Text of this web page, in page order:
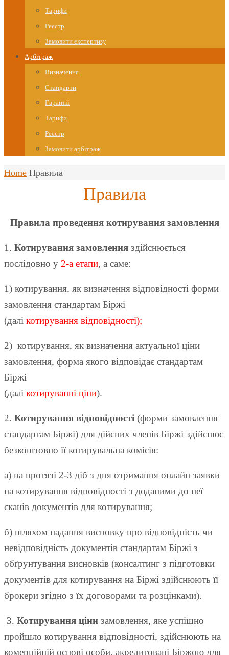
Тарифи
Реєстр
Замовити експертизу
Арбітраж
Визначення
Стандарти
Гарантії
Тарифи
Реєстр
Замовити арбітраж
Home Правила
Правила
Правила проведення котирування замовлення
1. Котирування замовлення здійснюється
послідовно у 2-а етапи, а саме:
1) котирування, як визначення відповідності форми
замовлення стандартам Біржі
(далі котирування відповідності);
2) котирування, як визначення актуальної ціни
замовлення, форма якого відповідає стандартам
Біржі
(далі котируванні ціни).
2. Котирування відповідності (форми замовлення
стандартам Біржі) для дійсних членів Біржі здійснює
безкоштовно її котирувальна комісія:
а) на протязі 2-3 діб з дня отримання онлайн заявки
на котирування відповідності з доданими до неї
сканів документів для котирування;
б) шляхом надання висновку про відповідність чи
невідповідність документів стандартам Біржі з
обґрунтування висновків (консалтинг з підготовки
документів для котирування на Біржі здійснюють її
брокери згідно з їх договорами та розцінками).
3. Котирування ціни замовлення, яке успішно
пройшло котирування відповідності, здійснюють на
комерційній основі особи, акредитовані Біржою для